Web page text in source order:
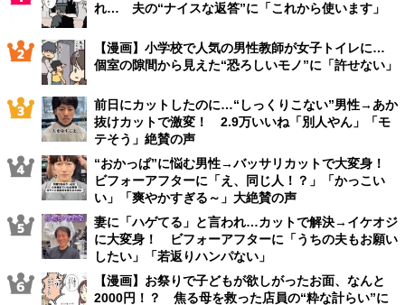
れ… 夫の“ナイスな返答”に「これから使います」
【漫画】小学校で人気の男性教師が女子トイレに…
個室の隙間から見えた“恐ろしいモノ”に「許せない」
前日にカットしたのに…“しっくりこない”男性→あか
抜けカットで激変！ 2.9万いいね「別人やん」「モ
テそう」絶賛の声
“おかっぱ”に悩む男性→バッサリカットで大変身！
ビフォーアフターに「え、同じ人！？」「かっこい
い」「爽やかすぎる～」大絶賛の声
妻に「ハゲてる」と言われ…カットで解決→イケオジ
に大変身！ ビフォーアフターに「うちの夫もお願い
したい」「若返りハンパない」
【漫画】お祭りで子どもが欲しがったお面、なんと
2000円！？ 焦る母を救った店員の“粋な計らい”に